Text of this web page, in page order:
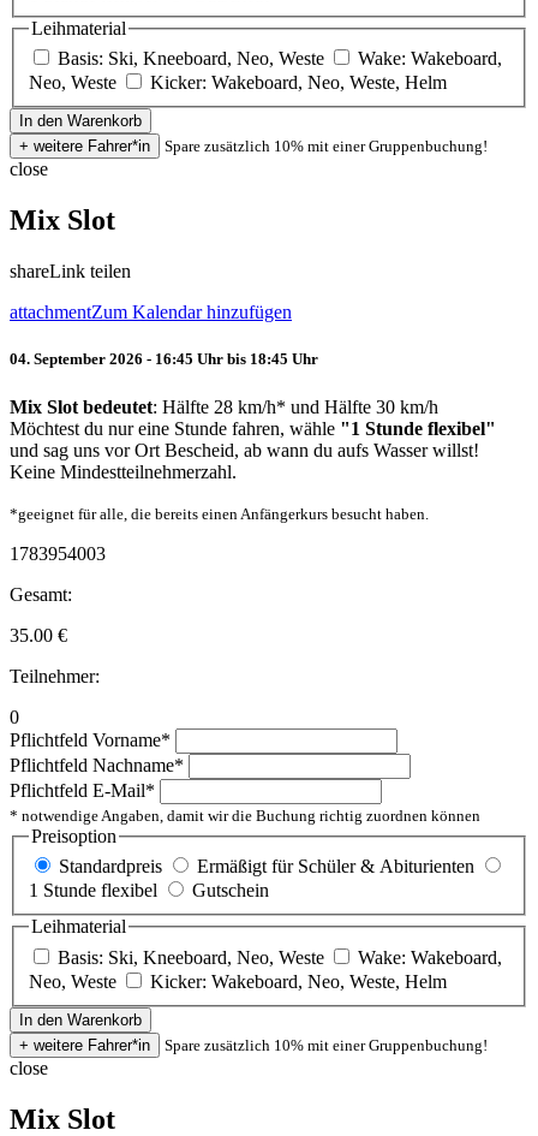
Leihmaterial
Basis: Ski, Kneeboard, Neo, Weste
Wake: Wakeboard,
Neo, Weste
Kicker: Wakeboard, Neo, Weste, Helm
Spare zusätzlich 10% mit einer Gruppenbuchung!
close
Mix Slot
shareLink teilen
attachmentZum Kalendar hinzufügen
04. September 2026 - 16:45 Uhr bis 18:45 Uhr
Mix Slot bedeutet: Hälfte 28 km/h* und Hälfte 30 km/h
Möchtest du nur eine Stunde fahren, wähle "1 Stunde flexibel"
und sag uns vor Ort Bescheid, ab wann du aufs Wasser willst!
Keine Mindestteilnehmerzahl.
*geeignet für alle, die bereits einen Anfängerkurs besucht haben.
1783954003
Gesamt:
35.00 €
Teilnehmer:
0
Pflichtfeld Vorname*
Pflichtfeld Nachname*
Pflichtfeld E-Mail*
* notwendige Angaben, damit wir die Buchung richtig zuordnen können
Preisoption
Standardpreis
Ermäßigt für Schüler & Abiturienten
1 Stunde flexibel
Gutschein
Leihmaterial
Basis: Ski, Kneeboard, Neo, Weste
Wake: Wakeboard,
Neo, Weste
Kicker: Wakeboard, Neo, Weste, Helm
Spare zusätzlich 10% mit einer Gruppenbuchung!
close
Mix Slot